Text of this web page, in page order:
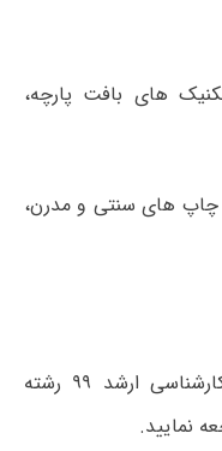
های بافت پارچه،
چاپ های سنتی و مدرن،
برای دانلود دفترچه سوالات آزمون کارشناسی ارشد ۹۹ رشته
نمایید.